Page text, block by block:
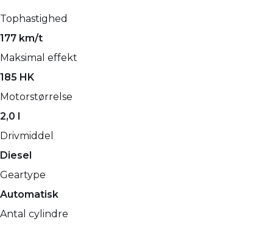
Tophastighed
177 km/t
Maksimal effekt
185 HK
Motorstørrelse
2,0 l
Drivmiddel
Diesel
Geartype
Automatisk
Antal cylindre